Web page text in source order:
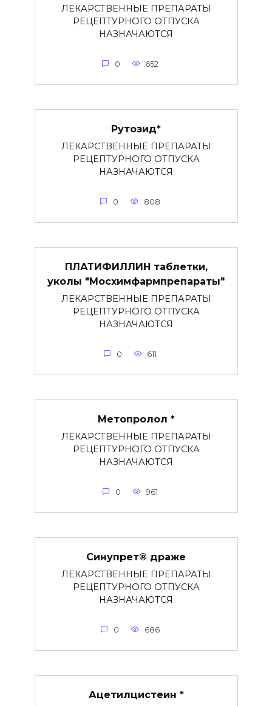
ЛЕКАРСТВЕННЫЕ ПРЕПАРАТЫ
РЕЦЕПТУРНОГО ОТПУСКА
НАЗНАЧАЮТСЯ
0 652
Рутозид*
ЛЕКАРСТВЕННЫЕ ПРЕПАРАТЫ
РЕЦЕПТУРНОГО ОТПУСКА
НАЗНАЧАЮТСЯ
0 808
ПЛАТИФИЛЛИН таблетки,
уколы "Мосхимфармпрепараты"
ЛЕКАРСТВЕННЫЕ ПРЕПАРАТЫ
РЕЦЕПТУРНОГО ОТПУСКА
НАЗНАЧАЮТСЯ
0 611
Метопролол *
ЛЕКАРСТВЕННЫЕ ПРЕПАРАТЫ
РЕЦЕПТУРНОГО ОТПУСКА
НАЗНАЧАЮТСЯ
0 961
Синупрет® драже
ЛЕКАРСТВЕННЫЕ ПРЕПАРАТЫ
РЕЦЕПТУРНОГО ОТПУСКА
НАЗНАЧАЮТСЯ
0 686
Ацетилцистеин *